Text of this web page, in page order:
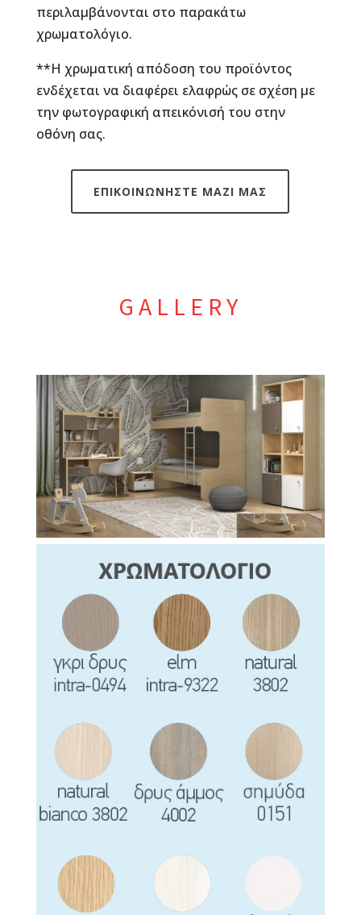
περιλαμβάνονται στο παρακάτω
χρωματολόγιο.
**Η χρωματική απόδοση του προϊόντος
ενδέχεται να διαφέρει ελαφρώς σε σχέση με
την φωτογραφική απεικόνισή του στην
οθόνη σας.
ΕΠΙΚΟΙΝΩΝΗΣΤΕ ΜΑΖΙ ΜΑΣ
GALLERY